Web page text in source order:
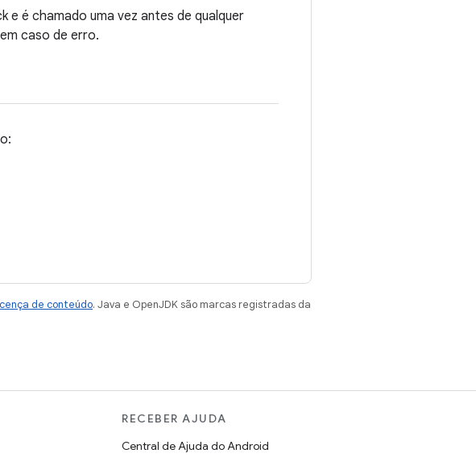
é chamado uma vez antes de qualquer
caso de erro.
de conteúdo. Java e OpenJDK são marcas registradas da
RECEBER AJUDA
Central de Ajuda do Android